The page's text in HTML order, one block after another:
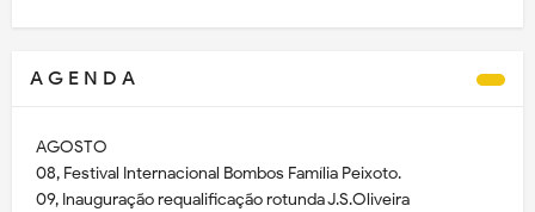
A G E N D A
AGOSTO
08, Festival Internacional Bombos Família Peixoto.
09, Inauguração requalificação rotunda J.S.Oliveira